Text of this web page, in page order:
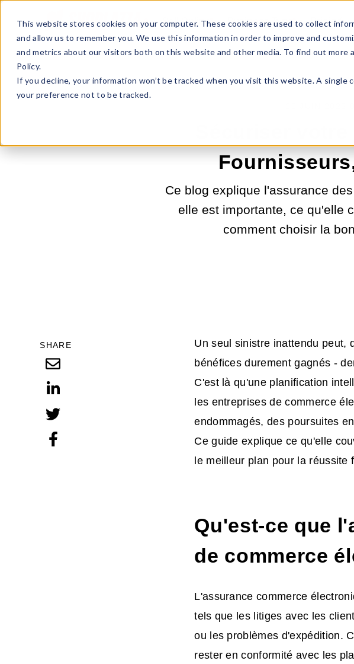
This website stores cookies on your computer. These cookies are used to collect
and allow us to remember you. We use this information in order to improve and
and metrics about our visitors both on this website and other media. To find out more
Policy.
If you decline, your information won’t be tracked when you visit this website. A single
your preference not to be tracked.
Sell Online Business Type Pricing
20 JUIN 2025
Sécuriser
Ce blog explique l'assurance
elle est importante, ce qu'elle
comment choisir la
SHARE
Un seul sinistre inattendu peut,
bénéfices durement gagnés -
C'est là qu'une planification
les entreprises de commerce
endommagés, des poursuites
Ce guide explique ce qu'elle
le meilleur plan pour la réussite
Qu'est-ce que
de commerce
L'assurance commerce
tels que les litiges avec les
ou les problèmes d'expédition.
rester en conformité avec les